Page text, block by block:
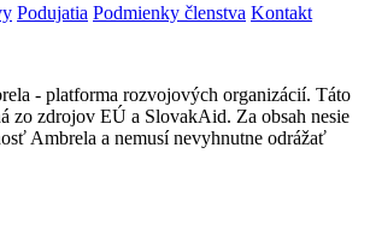
Podujatia Podmienky členstva Kontakt
- platforma rozvojových organizácií. Táto
zo zdrojov EÚ a SlovakAid. Za obsah nesie
Ambrela a nemusí nevyhnutne odrážať